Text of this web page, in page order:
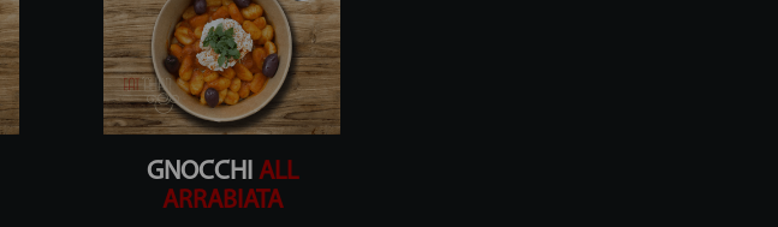
GNOCCHIALL
ARRABIATA